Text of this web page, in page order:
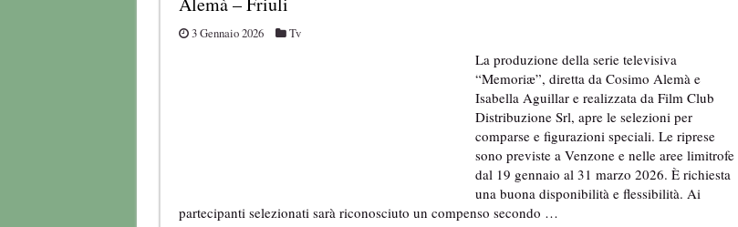
3 Gennaio 2026 Tv
La produzione della serie televisiva
“Memoriæ”, diretta da Cosimo Alemà e
Isabella Aguillar e realizzata da Film Club
Distribuzione Srl, apre le selezioni per
comparse e figurazioni speciali. Le riprese
sono previste a Venzone e nelle aree limitrofe
dal 19 gennaio al 31 marzo 2026. È richiesta
una buona disponibilità e flessibilità. Ai
partecipanti selezionati sarà riconosciuto un compenso secondo …